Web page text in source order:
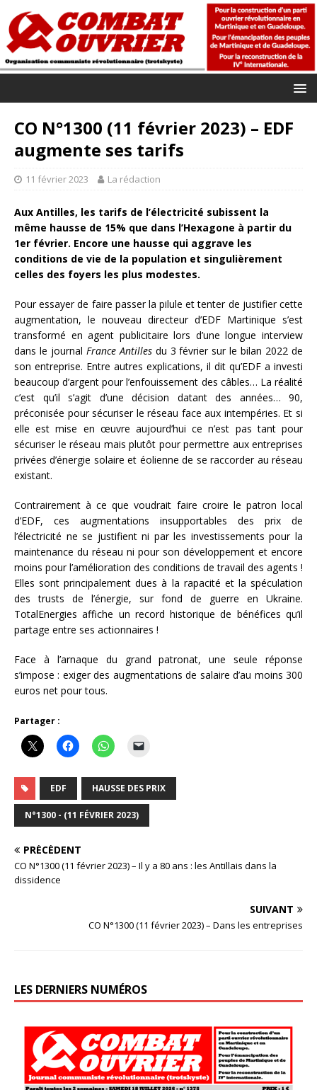
CO N°1300 (11 février 2023) – EDF
augmente ses tarifs
11 février 2023 La rédaction
Aux Antilles, les tarifs de l’électricité subissent la
même hausse de 15% que dans l’Hexagone à partir du
1er février. Encore une hausse qui aggrave les
conditions de vie de la population et singulièrement
celles des foyers les plus modestes.
Pour essayer de faire passer la pilule et tenter de justifier cette
augmentation, le nouveau directeur d’EDF Martinique s’est
transformé en agent publicitaire lors d’une longue interview
dans le journal France Antillesdu 3 février sur le bilan 2022 de
son entreprise. Entre autres explications, il dit qu’EDF a investi
beaucoup d’argent pour l’enfouissement des câbles… La réalité
c’est qu’il s’agit d’une décision datant des années… 90,
préconisée pour sécuriser le réseau face aux intempéries. Et si
elle est mise en œuvre aujourd’hui ce n’est pas tant pour
sécuriser le réseau mais plutôt pour permettre aux entreprises
privées d’énergie solaire et éolienne de se raccorder au réseau
existant.
Contrairement à ce que voudrait faire croire le patron local
d’EDF, ces augmentations insupportables des prix de
l’électricité ne se justifient ni par les investissements pour la
maintenance du réseau ni pour son développement et encore
moins pour l’amélioration des conditions de travail des agents !
Elles sont principalement dues à la rapacité et la spéculation
des trusts de l’énergie, sur fond de guerre en Ukraine.
TotalEnergies affiche un record historique de bénéfices qu’il
partage entre ses actionnaires !
Face à l’arnaque du grand patronat, une seule réponse
s’impose : exiger des augmentations de salaire d’au moins 300
euros net pour tous.
Partager :
EDF HAUSSE DES PRIX
N°1300 - (11 FÉVRIER 2023)
PRÉCÉDENT
CO N°1300 (11 février 2023) – Il y a 80 ans : les Antillais dans la
dissidence
SUIVANT
CO N°1300 (11 février 2023) – Dans les entreprises
LES DERNIERS NUMÉROS